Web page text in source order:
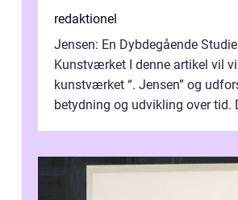
redaktionel
Jensen: En Dybdegående
Kunstværket I denne artikel vil
kunstværket “. Jensen” og
betydning og udvikling over tid.